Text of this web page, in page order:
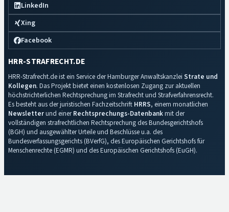
LinkedIn
Xing
Facebook
HRR-STRAFRECHT.DE
HRR-Strafrecht.de ist ein Service der Hamburger Anwaltskanzlei Strate und
Kollegen. Das Projekt bietet einen kostenlosen Zugang zur aktuellen
höchstrichterlichen Rechtsprechung im Strafrecht und Strafverfahrensrecht.
Es besteht aus der juristischen Fachzeitschrift HRRS, einem monatlichen
Newsletterund einerRechtsprechungs-Datenbankmit der
vollständigen strafrechtlichen Rechtsprechung des Bundesgerichtshofs
(BGH) und ausgewählter Urteile und Beschlüsse u.a. des
Bundesverfassungsgerichts (BVerfG), des Europäischen Gerichtshofs für
Menschenrechte (EGMR) und des Europäischen Gerichtshofs (EuGH).